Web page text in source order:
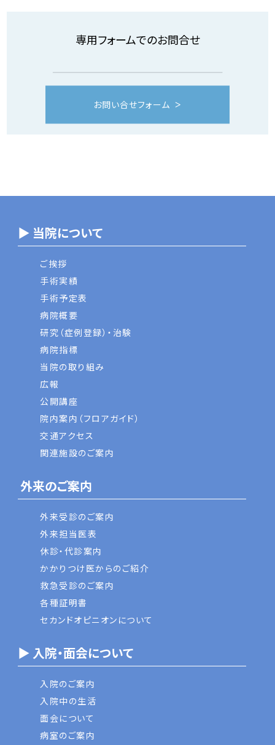
専用フォームでのお問合せ
お問い合せフォーム
▶ 当院について
ご挨拶
手術実績
手術予定表
病院概要
研究（症例登録）・治験
病院指標
当院の取り組み
広報
公開講座
院内案内（フロアガイド）
交通アクセス
関連施設のご案内
外来のご案内
外来受診のご案内
外来担当医表
休診・代診案内
かかりつけ医からのご紹介
救急受診のご案内
各種証明書
セカンドオピニオンについて
▶ 入院・面会について
入院のご案内
入院中の生活
面会について
病室のご案内